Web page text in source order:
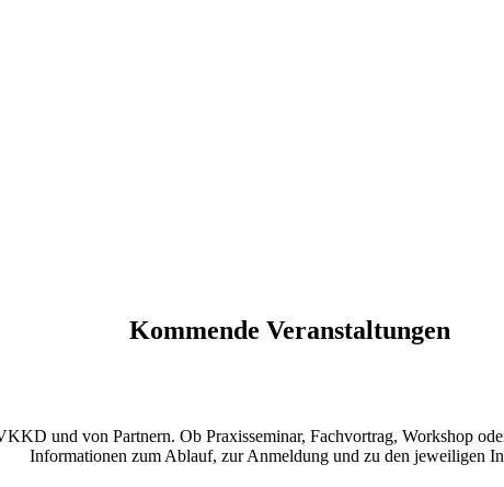
Kommende Veranstaltungen
und von Partnern. Ob Praxisseminar, Fachvortrag, Workshop
Informationen zum Ablauf, zur Anmeldung und zu den jeweiligen